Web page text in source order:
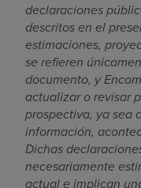
declaraciones
descritos en el
estimaciones,
se refieren
documento, y
actualizar o revisar
prospectiva, ya sea
información,
Dichas
necesariamente
actual e implican